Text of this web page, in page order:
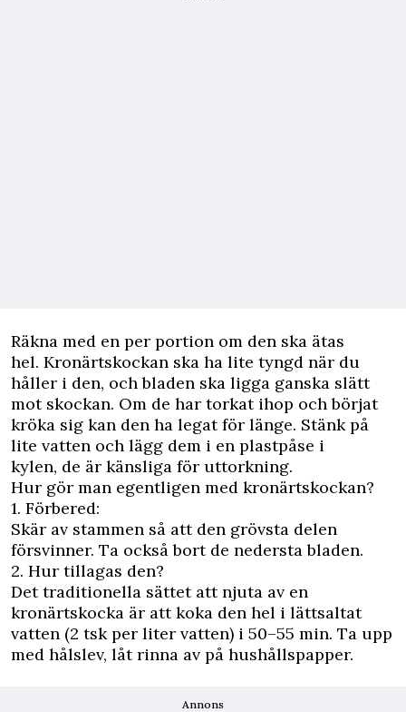
Räkna med en per portion om den ska ätas
hel. Kronärtskockan ska ha lite tyngd när du
håller i den, och bladen ska ligga ganska slätt
mot skockan. Om de har torkat ihop och börjat
kröka sig kan den ha legat för länge. Stänk på
lite vatten och lägg dem i en plastpåse i
kylen, de är känsliga för uttorkning.
Hur gör man egentligen med kronärtskockan?
1. Förbered:
Skär av stammen så att den grövsta delen
försvinner. Ta också bort de nedersta bladen.
2. Hur tillagas den?
Det traditionella sättet att njuta av en
kronärtskocka är att koka den hel i lättsaltat
vatten (2 tsk per liter vatten) i 50–55 min. Ta upp
med hålslev, låt rinna av på hushållspapper.
Annons